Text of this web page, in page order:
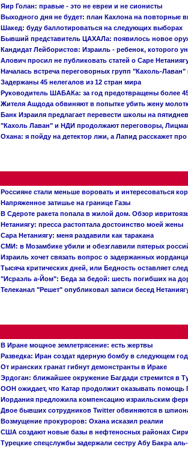
Яир Голан: правые - это не евреи и не сионисты
Выходного дня не будет: план Кахлона на повторные
Шакед: буду баллотироваться на следующих выборах
Бывший представитель ЦАХАЛа: появилось новое
Кандидат Лейбористов: Израиль - ребенок, которого
Алович просил не публиковать статей о Саре
Началась встреча переговорных групп "Кахоль-
Задержаны 45 нелегалов из 12 стран мира
Руководитель ШАБАКа: за год предотвращены более
Жителя Ашдода обвиняют в попытке убить жену
Банк Израиля предлагает перевести школы на
"Кахоль Лаван" и НДИ продолжают переговоры,
Охана: я пойду на детектор лжи, а Лапид расскажет
Россияне стали меньше воровать и интересоваться
Напряженное затишье на границе Газы
В Сдероте ракета попала в жилой дом. Обзор
Нетаниягу: пресса растоптала достоинство моей жены
Сара Нетаниягу: меня раздавили как таракана
СМИ: в Мозамбике убили и обезглавили пятерых
Израиль хочет связать вопрос о задержанных
Тысяча критических дней, или Бедность оставляет след
"Исраэль а-Йом": Беда за бедой: шесть погибших на
Телеканал "Решет" опубликовал записи бесед
В Иране мощное землетрясение: есть жертвы
Разведка: Иран создат ядерную бомбу в следующем
От иранских гранат гибнут демонстранты в Ираке
Эрдоган: ближайшее окружение Багдади стремится в
ООН ожидает, что Катар продолжит оказывать помощь
Иордания предложила компенсацию израильским
Двое бывших сотрудников Twitter обвиняются в
Возмущение прокуроров: Охана исказил реалии
США создают новые базы в нефтеносных районах
Турецкие спецслужбы задержали сестру Абу Бакра